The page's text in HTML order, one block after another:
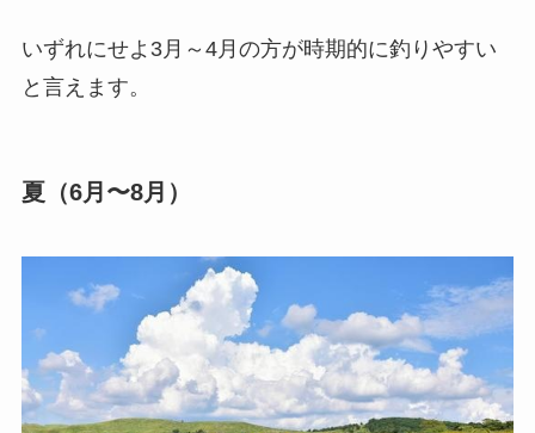
いずれにせよ3月～4月の方が時期的に釣りやすい
と言えます。
夏（6月〜8月）